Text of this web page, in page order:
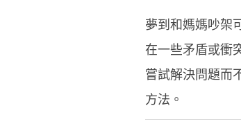
夢到和媽媽吵架
在一些矛盾或衝
嘗試解決問題而
方法。